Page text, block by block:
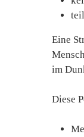
Eine
im
Diese